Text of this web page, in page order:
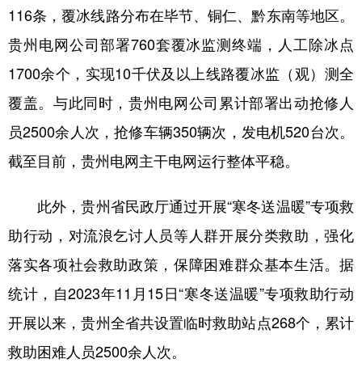
116条，覆冰线路分布在毕节、铜仁、黔东南等地区。
贵州电网公司部署760套覆冰监测终端，人工除冰点
1700余个，实现10千伏及以上线路覆冰监（观）测全
覆盖。与此同时，贵州电网公司累计部署出动抢修人
员2500余人次，抢修车辆350辆次，发电机520台次。
截至目前，贵州电网主干电网运行整体平稳。
此外，贵州省民政厅通过开展“寒冬送温暖”专项救
助行动，对流浪乞讨人员等人群开展分类救助，强化
落实各项社会救助政策，保障困难群众基本生活。据
统计，自2023年11月15日“寒冬送温暖”专项救助行动
开展以来，贵州全省共设置临时救助站点268个，累计
救助困难人员2500余人次。